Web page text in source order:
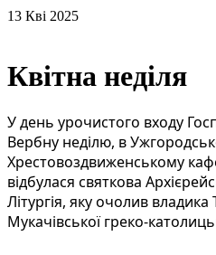
13 Кві 2025
Квітна неділя
У день урочистого входу
Вербну неділю, в
Хрестовоздвиженському
відбулася святкова
Літургія, яку очолив
Мукачівської греко-